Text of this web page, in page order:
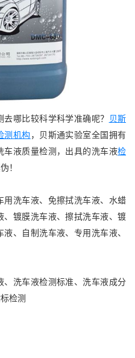
哪比较科学科学准确呢？ 贝斯
测机构，贝斯通实验室全国拥有
车液质量检测，出具的洗车液检
！
用洗车液、免擦拭洗车液、水蜡
、镀膜洗车液、擦拭洗车液、镀
、自制洗车液、专用洗车液、
、洗车液检测标准、洗车液成分
检测